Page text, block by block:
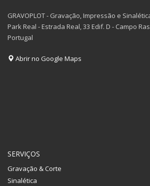
GRAVOPLOT - Gravação, Impressão e
Park Real - Estrada Real, 33 Edif. D - Campo
Portugal
Abrir no Google Maps
SERVIÇOS
Gravação & Corte
Sinalética